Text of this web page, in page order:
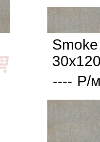
Smoke
---- Р/